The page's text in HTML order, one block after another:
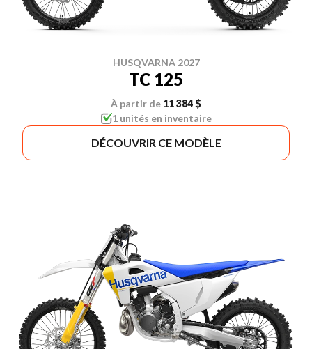
HUSQVARNA 2027
TC 125
À partir de 11 384 $
1 unités en inventaire
DÉCOUVRIR CE MODÈLE